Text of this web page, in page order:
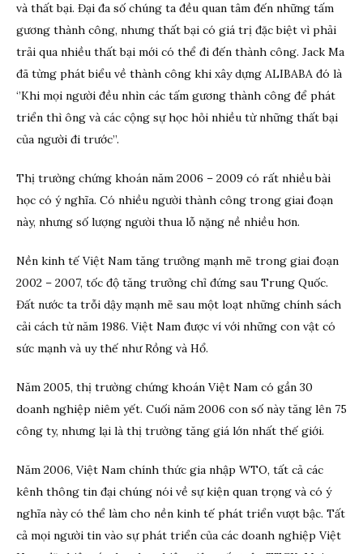
và thất bại. Đại đa số chúng ta đều quan tâm đến những tấm
gương thành công, nhưng thất bại có giá trị đặc biệt vì phải
trải qua nhiều thất bại mới có thể đi đến thành công. Jack Ma
đã từng phát biểu về thành công khi xây dựng ALIBABA đó là
‘’Khi mọi người đều nhìn các tấm gương thành công để phát
triển thì ông và các cộng sự học hỏi nhiều từ những thất bại
của người đi trước’’.
Thị trường chứng khoán năm 2006 – 2009 có rất nhiều bài
học có ý nghĩa. Có nhiều người thành công trong giai đoạn
này, nhưng số lượng người thua lỗ nặng nề nhiều hơn.
Nền kinh tế Việt Nam tăng trưởng mạnh mẽ trong giai đoạn
2002 – 2007, tốc độ tăng trưởng chỉ đứng sau Trung Quốc.
Đất nước ta trỗi dậy mạnh mẽ sau một loạt những chính sách
cải cách từ năm 1986. Việt Nam được ví với những con vật có
sức mạnh và uy thế như Rồng và Hổ.
Năm 2005, thị trường chứng khoán Việt Nam có gần 30
doanh nghiệp niêm yết. Cuối năm 2006 con số này tăng lên 75
công ty, nhưng lại là thị trường tăng giá lớn nhất thế giới.
Năm 2006, Việt Nam chính thức gia nhập WTO, tất cả các
kênh thông tin đại chúng nói về sự kiện quan trọng và có ý
nghĩa này có thể làm cho nền kinh tế phát triển vượt bậc. Tất
cả mọi người tin vào sự phát triển của các doanh nghiệp Việt